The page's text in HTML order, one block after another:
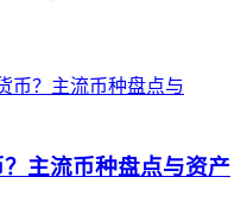
主流币种盘点与资产